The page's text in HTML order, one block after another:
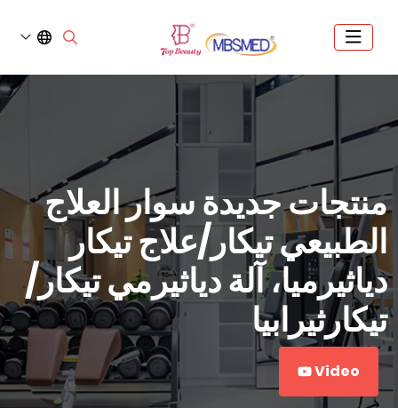
منتجات جديدة سوار العلاج
الطبيعي تيكار/علاج تيكار
دياثيرميا، آلة دياثيرمي تيكار/
تيكارثيرابيا
Video